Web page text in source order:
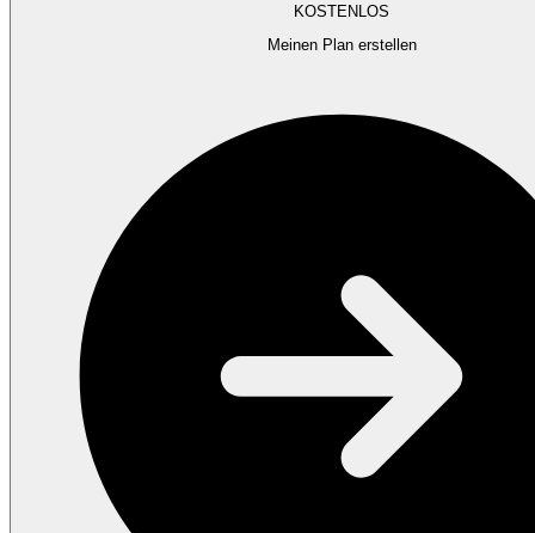
KOSTENLOS
Meinen Plan erstellen